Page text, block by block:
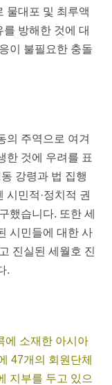
물대포 및 최루액
방해한 것에 대
이 불필요한 충돌
의 주역으로 여겨
한 것에 우려를 표
강령과 법 집행
시민적·정치적 권
했습니다. 또한 세
시민들에 대한 사
진실된 세월호 진
.
에 소재한 아시아
47개의 회원단체
지부를 두고 있으